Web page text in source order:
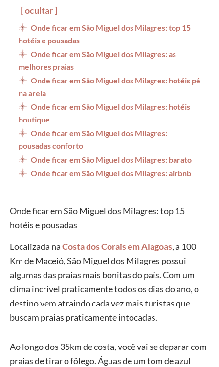
ocultar
Onde ficar em São Miguel dos Milagres: top 15
hotéis e pousadas
Onde ficar em São Miguel dos Milagres: as
melhores praias
Onde ficar em São Miguel dos Milagres: hotéis pé
na areia
Onde ficar em São Miguel dos Milagres: hotéis
boutique
Onde ficar em São Miguel dos Milagres:
pousadas conforto
Onde ficar em São Miguel dos Milagres: barato
Onde ficar em São Miguel dos Milagres: airbnb
Onde ficar em São Miguel dos Milagres: top 15
hotéis e pousadas
Localizada naCosta dos Corais em Alagoas, a 100
Km de Maceió, São Miguel dos Milagres possui
algumas das praias mais bonitas do país. Com um
clima incrível praticamente todos os dias do ano, o
destino vem atraindo cada vez mais turistas que
buscam praias praticamente intocadas.
Ao longo dos 35km de costa, você vai se deparar com
praias de tirar o fôlego. Águas de um tom de azul